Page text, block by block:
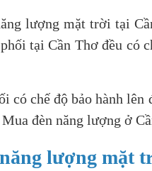
lượng mặt trời tại
tại Cần Thơ đều có
có chế độ bảo hành
đèn năng lượng ở
lượng mặt